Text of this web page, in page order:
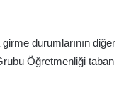
durumlarının diğer
Öğretmenliği taban